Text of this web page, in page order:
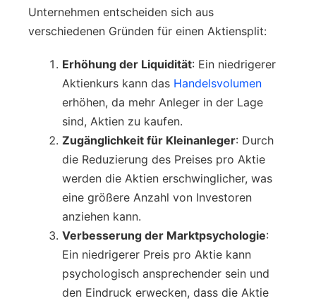
Unternehmen entscheiden sich aus
verschiedenen Gründen für einen Aktiensplit:
Erhöhung der Liquidität: Ein niedrigerer
Aktienkurs kann das Handelsvolumen
erhöhen, da mehr Anleger in der Lage
sind, Aktien zu kaufen.
Zugänglichkeit für Kleinanleger: Durch
die Reduzierung des Preises pro Aktie
werden die Aktien erschwinglicher, was
eine größere Anzahl von Investoren
anziehen kann.
Verbesserung der Marktpsychologie:
Ein niedrigerer Preis pro Aktie kann
psychologisch ansprechender sein und
den Eindruck erwecken, dass die Aktie